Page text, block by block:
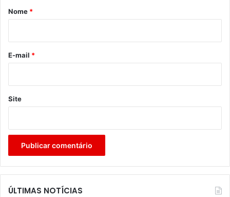
r
*
Nome *
E-mail *
Site
ÚLTIMAS NOTÍCIAS